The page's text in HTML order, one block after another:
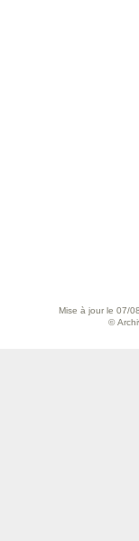
Mise à jour le 07/
©